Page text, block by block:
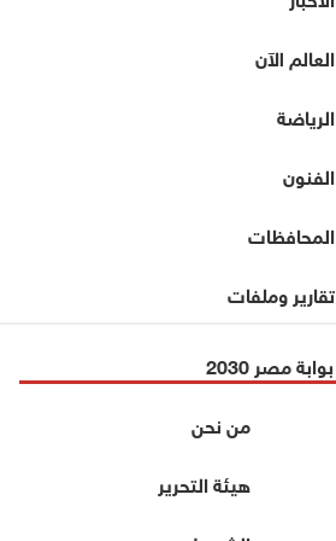
العالم الآن
الرياضة
الفنون
المحافظات
تقارير وملفات
بوابة مصر 2030
من نحن
هيئة التحرير